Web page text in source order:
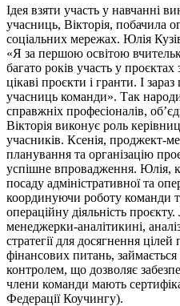
Ідея взяти участь у навчанні
учасниць, Вікторія, побачила
соціальних мережах. Юлія
«Я за першою освітою
багато років участь у
цікаві проєкти і гранти. І
учасниць команди». Так
справжніх професіоналів,
Вікторія виконує роль
учасників. Ксенія, проджект-
планування та організацію
успішне впровадження. Юлія,
посаду адміністративної та
координуючи роботу команди
операційну діяльність
менеджерки-аналітикині,
стратегії для досягнення цілей
фінансових питань,
контролем, що дозволяє
члени команди мають
Федерації Коучингу).